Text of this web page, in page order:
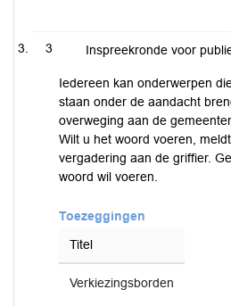
3 Inspreekronde voor
Iedereen kan onderwerpen
staan onder de aandacht
overweging aan de
Wilt u het woord voeren,
vergadering aan de griffier.
woord wil voeren.
Toezeggingen
Titel
Verkiezingsborden